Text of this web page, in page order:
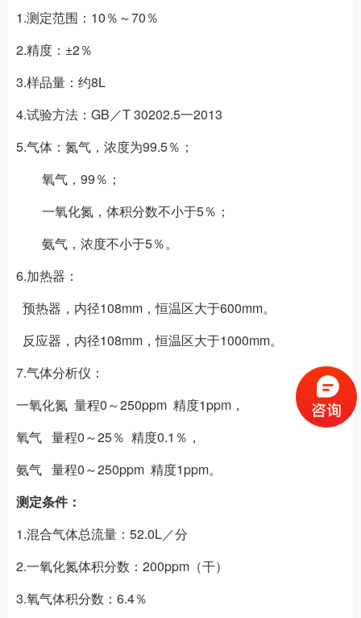
1.测定范围：10％～70％
2.精度：±2％
3.样品量：约8L
4.试验方法：GB／T 30202.5一2013
5.气体：氮气，浓度为99.5％；
氧气，99％；
一氧化氮，体积分数不小于5％；
氨气，浓度不小于5％。
6.加热器：
预热器，内径108mm，恒温区大于600mm。
反应器，内径108mm，恒温区大于1000mm。
7.气体分析仪：
一氧化氮 量程0～250ppm 精度1ppm，
氧气 量程0～25％ 精度0.1％，
氨气 量程0～250ppm 精度1ppm。
测定条件：
1.混合气体总流量：52.0L／分
2.一氧化氮体积分数：200ppm（干）
3.氧气体积分数：6.4％